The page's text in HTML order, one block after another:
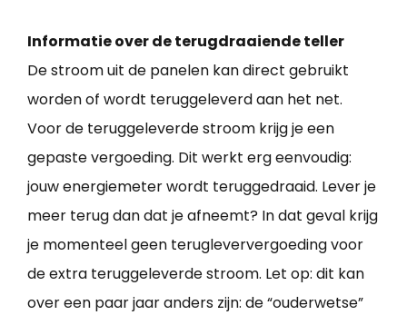
Informatie over de terugdraaiende teller
De stroom uit de panelen kan direct gebruikt
worden of wordt teruggeleverd aan het net.
Voor de teruggeleverde stroom krijg je een
gepaste vergoeding. Dit werkt erg eenvoudig:
jouw energiemeter wordt teruggedraaid. Lever je
meer terug dan dat je afneemt? In dat geval krijg
je momenteel geen terugleververgoeding voor
de extra teruggeleverde stroom. Let op: dit kan
over een paar jaar anders zijn: de “ouderwetse”